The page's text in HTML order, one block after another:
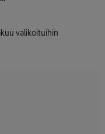
valikoituihin